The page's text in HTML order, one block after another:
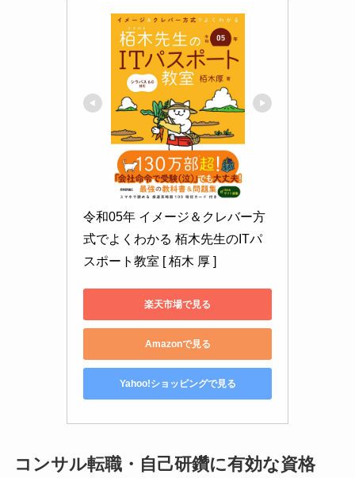
令和05年 イメージ＆クレバー方
式でよくわかる 栢木先生のITパ
スポート教室 [ 栢木 厚 ]
楽天市場で見る
Amazonで見る
Yahoo!ショッピングで見る
コンサル転職・自己研鑽に有効な資格